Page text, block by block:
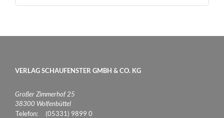
VERLAG SCHAUFENSTER GMBH & CO. KG
Großer Zimmerhof 25
38300 Wolfenbüttel
Telefon:
(05331) 9899 0